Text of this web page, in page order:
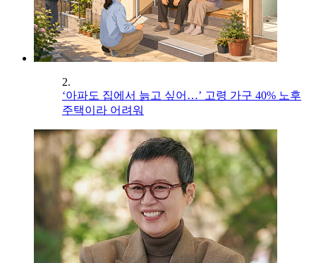
2.
‘아파도 집에서 늙고 싶어…’ 고령 가구 40% 노후
주택이라 어려워